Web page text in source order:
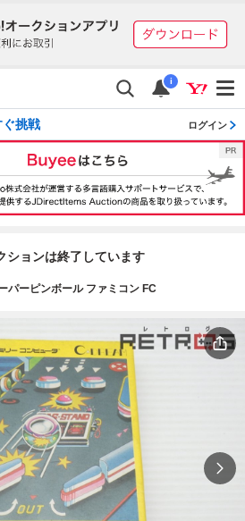
i
挑戦 ログイン
ションは終了しています
パーピンボール ファミコン FC